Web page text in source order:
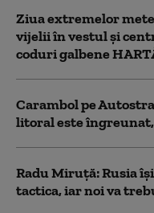
Ziua extremelor
vijelii în vestul și
coduri galbene
Carambol pe
litoral este
Radu Miruță: Rusia
tactica, iar noi va